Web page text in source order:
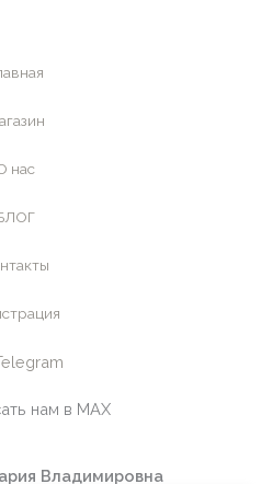
нас
нам в MAX
Владимировна